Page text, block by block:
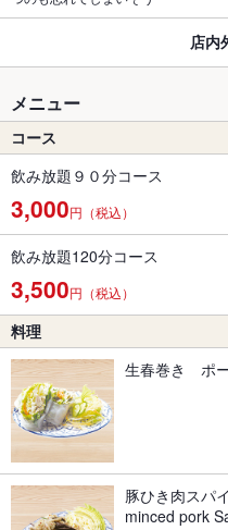
店内
メニュー
コース
飲み放題９０分コース
3,000円（税込）
飲み放題120分コース
3,500円（税込）
料理
生春巻き ポ
豚ひき肉ス
minced pork